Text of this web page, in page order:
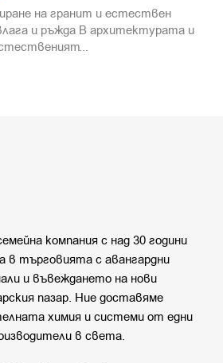
на гранит и естествен
и ръжда В архитектурата и
компания с над 30 години
в търговията с авангардни
и въвеждането на нови
пазар. Ние доставяме
химия и системи от едни
в света.